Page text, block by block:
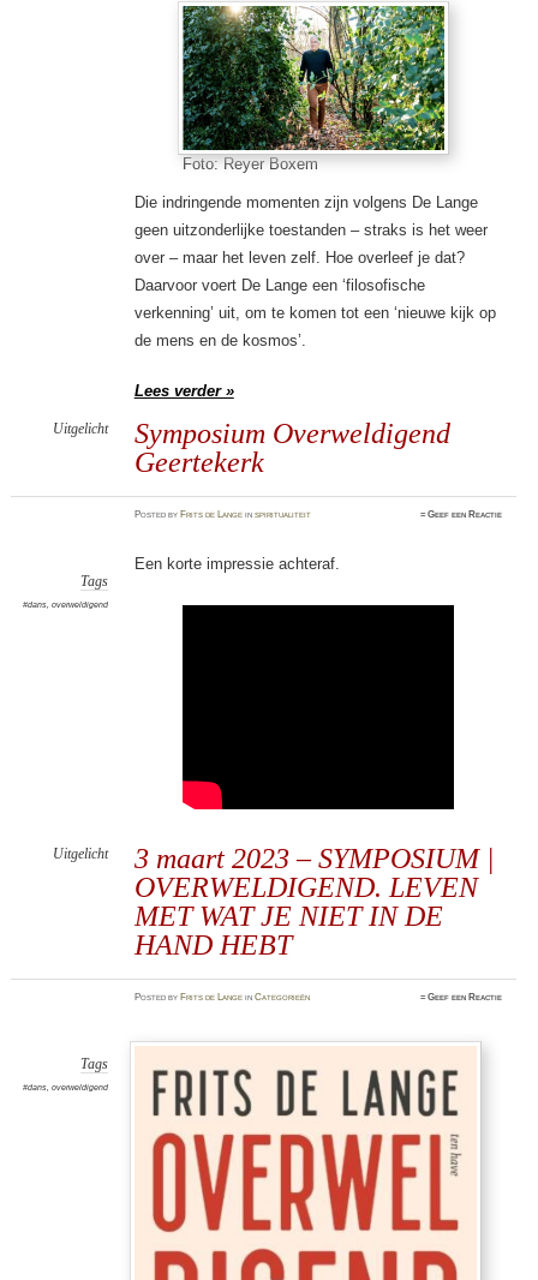
Foto: Reyer Boxem
Die indringende momenten zijn volgens De Lange
geen uitzonderlijke toestanden – straks is het weer
over – maar het leven zelf. Hoe overleef je dat?
Daarvoor voert De Lange een ‘filosofische
verkenning’ uit, om te komen tot een ‘nieuwe kijk op
de mens en de kosmos’.
Lees verder »
Symposium Overweldigend
Geertekerk
Uitgelicht
Postedby Frits de Lange inspiritualiteit ≈Geef een Reactie
Tags
#dans, overweldigend
Een korte impressie achteraf.
3 maart 2023 – SYMPOSIUM |
OVERWELDIGEND. LEVEN
MET WAT JE NIET IN DE
HAND HEBT
Uitgelicht
Postedby Frits de Lange inCategorieën ≈Geef een Reactie
Tags
#dans, overweldigend